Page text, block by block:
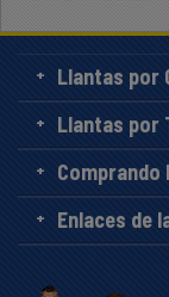
Llantas por
Llantas por
Comprando
Enlaces de